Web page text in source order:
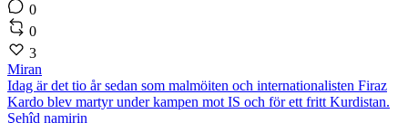
0
0
3
Miran
Idag är det tio år sedan som malmöiten och internationalisten Firaz
Kardo blev martyr under kampen mot IS och för ett fritt Kurdistan.
Şehîd namirin